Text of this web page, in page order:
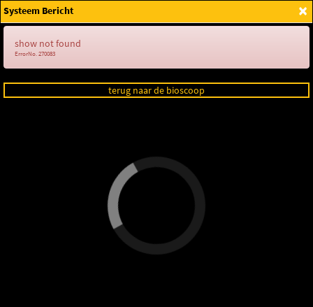
Login
×
Systeem Bericht
show not found
ErrorNo. 270083
terug naar de bioscoop